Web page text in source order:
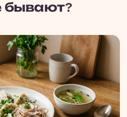
бывают?